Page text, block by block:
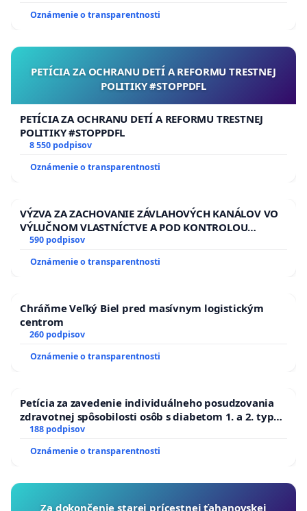
Oznámenie o transparentnosti
PETÍCIA ZA OCHRANU DETÍ A REFORMU TRESTNEJ
POLITIKY #STOPPDFL
PETÍCIA ZA OCHRANU DETÍ A REFORMU TRESTNEJ
POLITIKY #STOPPDFL
8 550 podpisov
Oznámenie o transparentnosti
VÝZVA ZA ZACHOVANIE ZÁVLAHOVÝCH KANÁLOV VO
VÝLUČNOM VLASTNÍCTVE A POD KONTROLOU
SLOVENSKEJ REPUBLIKY & žiadosť na riešenie
zanedbaného stavu závlahových a odvodňovacích
kanálov na Slovensku
590 podpisov
Oznámenie o transparentnosti
Chráňme Veľký Biel pred masívnym logistickým
centrom
260 podpisov
Oznámenie o transparentnosti
Petícia za zavedenie individuálneho posudzovania
zdravotnej spôsobilosti osôb s diabetom 1. a 2. typu
pri prijímaní do Policajného zboru SR
188 podpisov
Oznámenie o transparentnosti
Za dokončenie starej prícestnej ťahanovskej